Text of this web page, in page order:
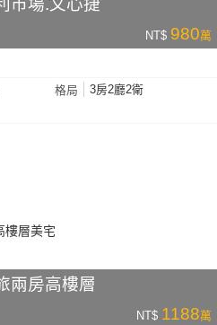
市場.文心捷
NT$ 980萬
格局
3房2廳2衛
兩房高樓層
NT$ 1188萬